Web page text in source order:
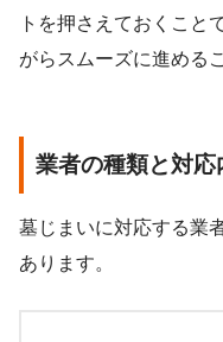
トを押さえておくこと
がらスムーズに進める
業者の種類と対応
墓じまいに対応する業
あります。